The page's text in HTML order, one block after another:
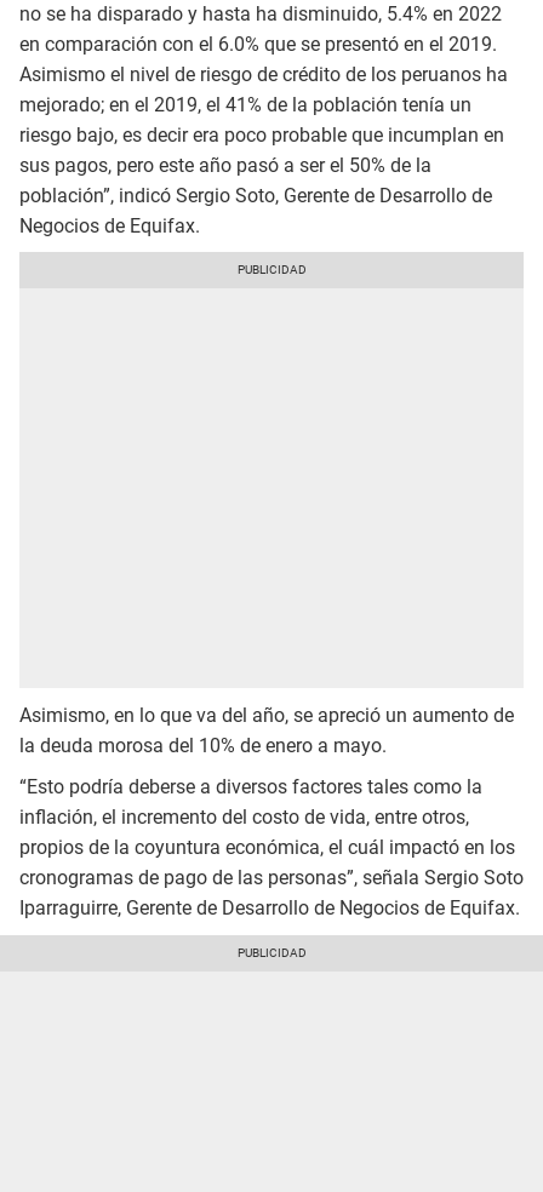
no se ha disparado y hasta ha disminuido, 5.4% en 2022
en comparación con el 6.0% que se presentó en el 2019.
Asimismo el nivel de riesgo de crédito de los peruanos ha
mejorado; en el 2019, el 41% de la población tenía un
riesgo bajo, es decir era poco probable que incumplan en
sus pagos, pero este año pasó a ser el 50% de la
población”, indicó Sergio Soto, Gerente de Desarrollo de
Negocios de Equifax.
Asimismo, en lo que va del año, se apreció un aumento de
la deuda morosa del 10% de enero a mayo.
“Esto podría deberse a diversos factores tales como la
inflación, el incremento del costo de vida, entre otros,
propios de la coyuntura económica, el cuál impactó en los
cronogramas de pago de las personas”, señala Sergio Soto
Iparraguirre, Gerente de Desarrollo de Negocios de Equifax.